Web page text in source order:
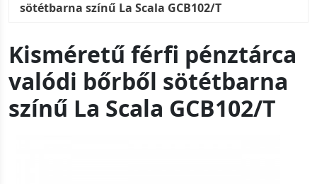
sötétbarna színű La Scala GCB102/T
Kisméretű férfi pénztárca
valódi bőrből sötétbarna
színű La Scala GCB102/T